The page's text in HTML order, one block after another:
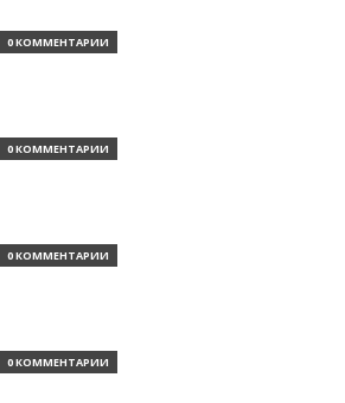
0 КОММЕНТАРИИ
0 КОММЕНТАРИИ
0 КОММЕНТАРИИ
0 КОММЕНТАРИИ